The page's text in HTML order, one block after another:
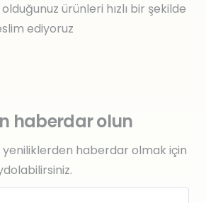
ürünleri hızlı bir şekilde
ediyoruz
haberdar olun
yeniliklerden haberdar olmak için